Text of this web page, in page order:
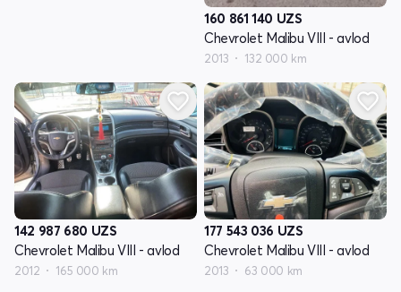
160 861 140 UZS
Chevrolet Malibu VIII - avlod
2013 132 000 km
142 987 680 UZS
Chevrolet Malibu VIII - avlod
2012 165 000 km
177 543 036 UZS
Chevrolet Malibu VIII - avlod
2013 63 000 km